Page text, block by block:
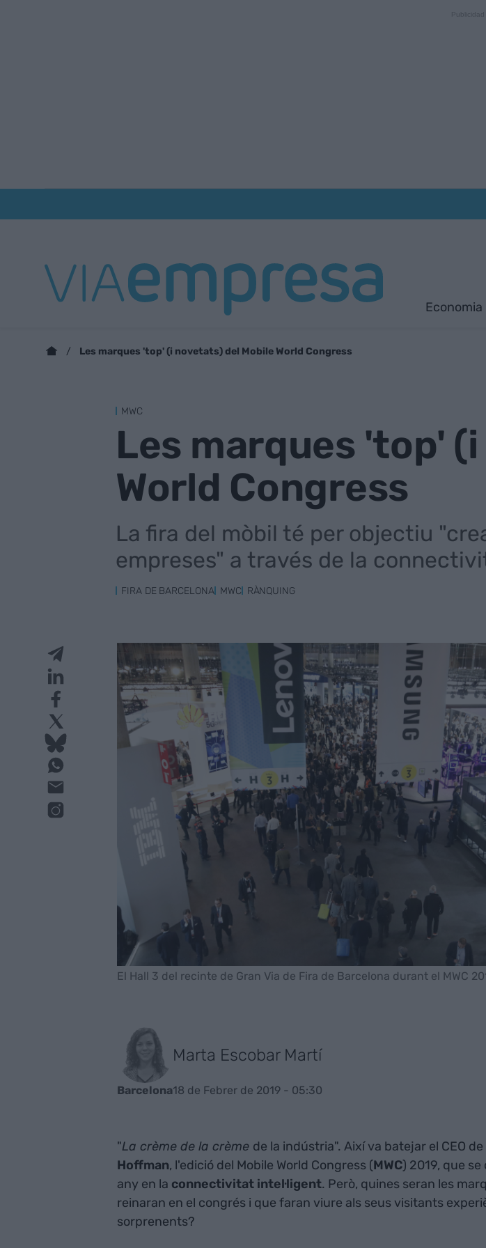
Economia
Les marques 'top' (i novetats) del Mobile World Congress
MWC
Les marques 'top'
World Congress
La fira del mòbil té per objectiu
empreses" a través de la
FIRA DE BARCELONA MWC RÀNQUING
El Hall 3 del recinte de Gran Via de Fira de Barcelona durant el MWC
Marta Escobar Martí
Barcelona18 de Febrer de 2019 - 05:30
"La crème de la crème de la indústria". Així va batejar el CEO de
Hoffman, l'edició del Mobile World Congress (MWC) 2019, que
any en la connectivitat intel·ligent. Però, quines seran les
reinaran en el congrés i que faran viure als seus visitants
sorprenents?